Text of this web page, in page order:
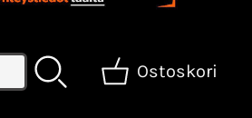
Ostoskori